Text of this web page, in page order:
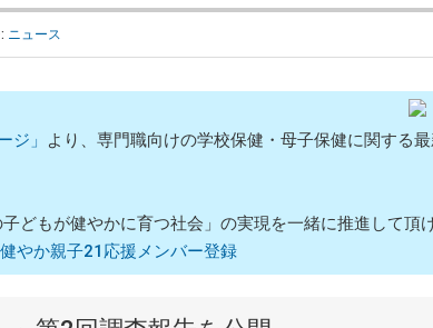
ニュース
ジ」
より、専門職向けの学校保健・母子保健に関する
どもが健やかに育つ社会」の実現を一緒に推進して頂
健やか親子21応援メンバー登録